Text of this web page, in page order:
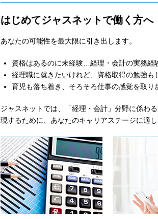
はじめてジャスネットで働く方へ
あなたの可能性を最大限に引き出します。
資格はあるのに未経験…経理・会計の実務経
経理職に就きたいけれど、資格取得の勉強も
育児も落ち着き、そろそろ仕事の感覚を取り
ジャスネットでは、「経理・会計」分野に係わ
現するために、あなたのキャリアステージに適